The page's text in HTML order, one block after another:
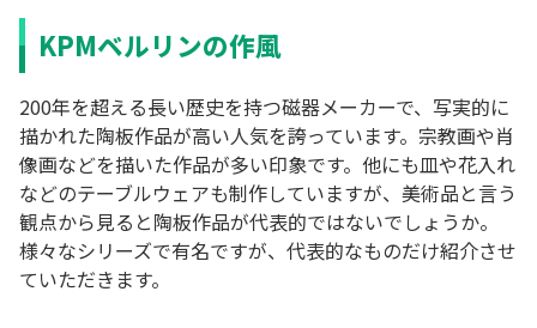
KPMベルリンの作風
200年を超える長い歴史を持つ磁器メーカーで、写実的に
描かれた陶板作品が高い人気を誇っています。宗教画や肖
像画などを描いた作品が多い印象です。他にも皿や花入れ
などのテーブルウェアも制作していますが、美術品と言う
観点から見ると陶板作品が代表的ではないでしょうか。
様々なシリーズで有名ですが、代表的なものだけ紹介させ
ていただきます。